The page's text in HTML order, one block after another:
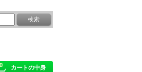
0 カートの中身